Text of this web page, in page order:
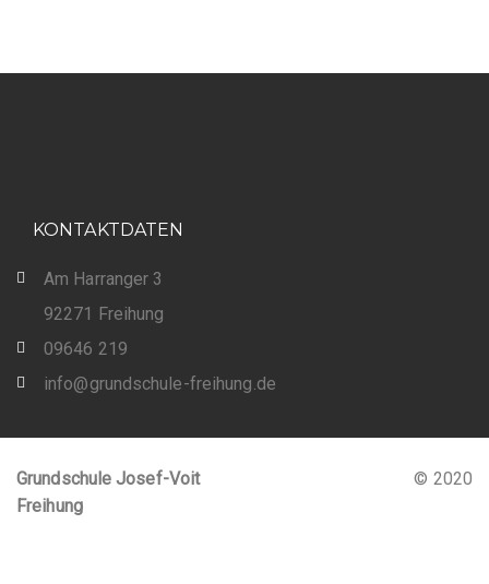
KONTAKTDATEN
Am Harranger 3
92271 Freihung
09646 219
info@grundschule-freihung.de
Grundschule Josef-Voit
Freihung
© 2020